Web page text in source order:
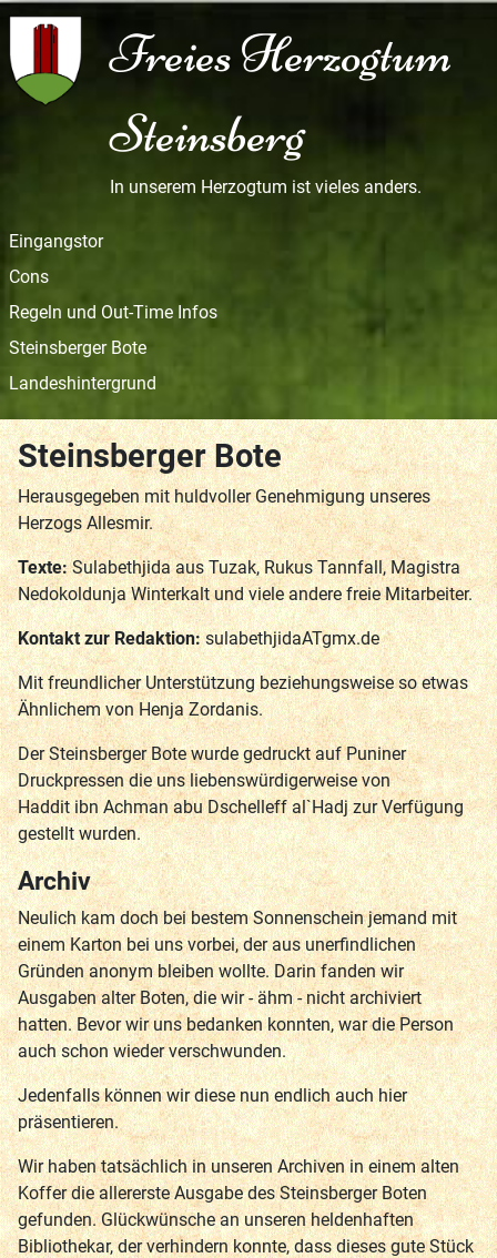
Freies Herzogtum
Steinsberg
In unserem Herzogtum ist vieles anders.
Eingangstor
Cons
Regeln und Out-Time Infos
Steinsberger Bote
Landeshintergrund
Steinsberger Bote
Herausgegeben mit huldvoller Genehmigung unseres
Herzogs Allesmir.
Texte:Sulabethjida aus Tuzak, Rukus Tannfall, Magistra
Nedokoldunja Winterkalt und viele andere freie Mitarbeiter.
Kontakt zur Redaktion: sulabethjidaATgmx.de
Mit freundlicher Unterstützung beziehungsweise so etwas
Ähnlichem von Henja Zordanis.
Der Steinsberger Bote wurde gedruckt auf Puniner
Druckpressen die uns liebenswürdigerweise von
Haddit ibn Achman abu Dschelleff al`Hadj zur Verfügung
gestellt wurden.
Archiv
Neulich kam doch bei bestem Sonnenschein jemand mit
einem Karton bei uns vorbei, der aus unerfindlichen
Gründen anonym bleiben wollte. Darin fanden wir
Ausgaben alter Boten, die wir - ähm - nicht archiviert
hatten. Bevor wir uns bedanken konnten, war die Person
auch schon wieder verschwunden.
Jedenfalls können wir diese nun endlich auch hier
präsentieren.
Wir haben tatsächlich in unseren Archiven in einem alten
Koffer die allererste Ausgabe des Steinsberger Boten
gefunden. Glückwünsche an unseren heldenhaften
Bibliothekar, der verhindern konnte, dass dieses gute Stück